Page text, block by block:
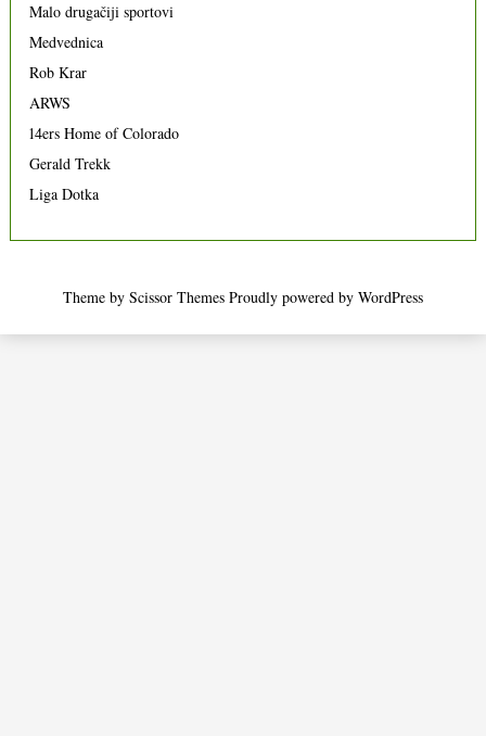
Malo drugačiji sportovi
Medvednica
Rob Krar
ARWS
14ers Home of Colorado
Gerald Trekk
Liga Dotka
Theme by Scissor Themes Proudly powered by WordPress